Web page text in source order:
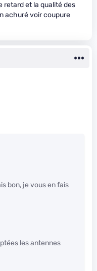
retard et la qualité des
achuré voir coupure
bon, je vous en fais
les antennes